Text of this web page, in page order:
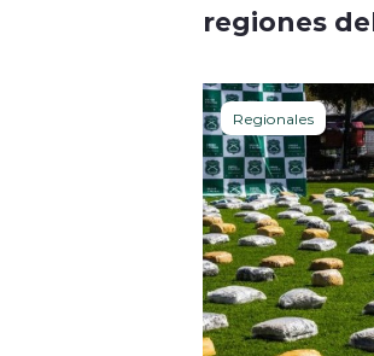
regiones
Regionales